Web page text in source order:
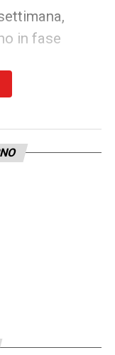
in fase
e una
una
della